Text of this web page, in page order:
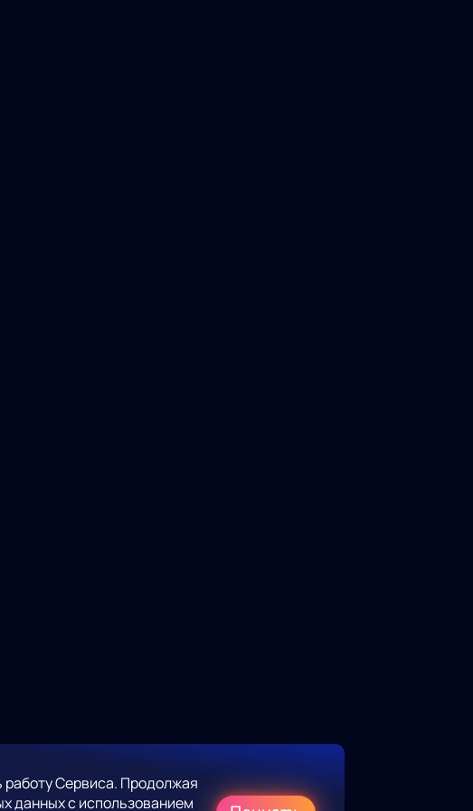
работу Сервиса. Продолжая
данных с использованием